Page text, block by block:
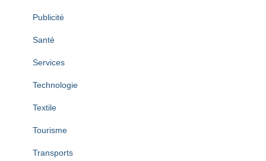
Publicité
Santé
Services
Technologie
Textile
Tourisme
Transports